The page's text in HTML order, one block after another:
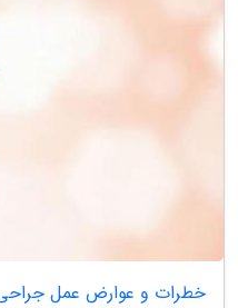
خطرات و عوارض عمل جراحی